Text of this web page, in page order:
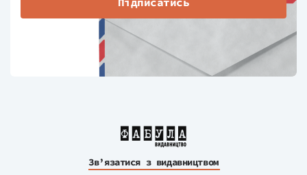
Зв’язатися з видавництвом